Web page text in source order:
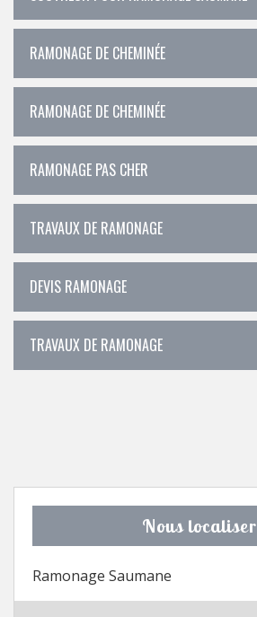
RAMONAGE DE CHEMINÉE
RAMONAGE DE CHEMINÉE
RAMONAGE PAS CHER
TRAVAUX DE RAMONAGE
DEVIS RAMONAGE
TRAVAUX DE RAMONAGE
Nous localiser
Ramonage Saumane